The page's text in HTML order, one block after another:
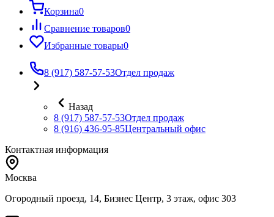
Корзина0
Сравнение товаров0
Избранные товары0
8 (917) 587-57-53Отдел продаж
Назад
8 (917) 587-57-53Отдел продаж
8 (916) 436-95-85Центральный офис
Контактная информация
Москва
Огородный проезд, 14, Бизнес Центр, 3 этаж, офис 303